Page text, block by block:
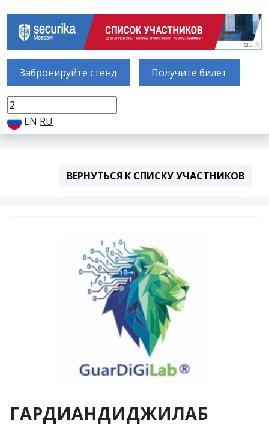
Забронируйте стенд Получите билет
EN RU
ВЕРНУТЬСЯ К СПИСКУ УЧАСТНИКОВ
ГАРДИАНДИДЖИЛАБ